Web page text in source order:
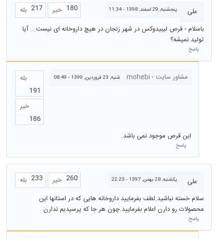
علی پنجشنبه, 29 اسفند, 1398 - 11:34 بله 217 خیر 180
باسلام - قرص لیبیدوکس در شهر زنجان در هیچ داروخانه ای نیست... آیا
تولید نمیشه؟
پاسخ
مشاور سایت - mohebi شنبه, 23 فروردين, 1399 - 08:49
بله
191
خیر
186
این قرص موجود نمی باشد.
پاسخ
علی يكشنبه, 28 بهمن, 1397 - 22:23 بله 233 خیر 260
سلام خسته نباشید.لطف بفرمایید داروخانه هایی که در استانها این
محصولات رو دارن اعلام بفرمایید.چون هر جا که پرسیدیم ندارن
پاسخ